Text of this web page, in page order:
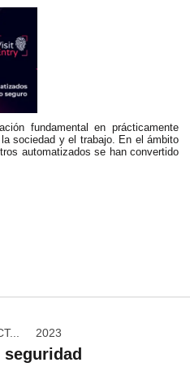
fundamental en prácticamente
sociedad y el trabajo. En el ámbito
automatizados se han convertido
2023